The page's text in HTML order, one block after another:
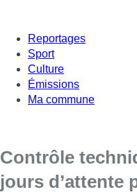
Reportages
Sport
Culture
Émissions
Ma commune
Contrôle
jours d’attente